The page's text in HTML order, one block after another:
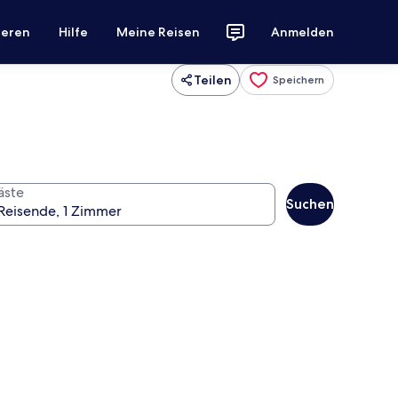
Hilfe Meine Reisen Anmelden
Teilen Speichern
Suchen